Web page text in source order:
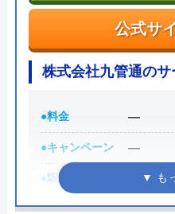
Google
認してから承諾のサイン
各市区から認可を受けて
り、研修制度や資格取得
を任せることができるで
受付時
公式サ
株式会社九管通のサ
●料金 ―
●キャンペーン ―
●駆けつけ時間
●受付時間 ―